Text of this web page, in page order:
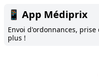
📱 App Médiprix
Envoi d'ordonnances, prise
plus !